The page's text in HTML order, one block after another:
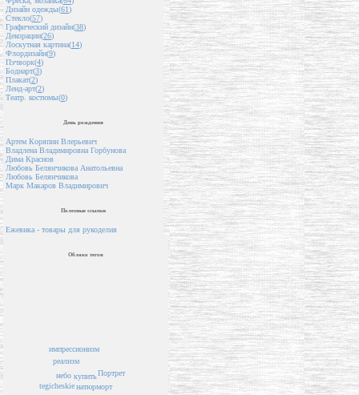
Дизайн одежды(61)
Стекло(57)
Графический дизайн(38)
Декорации(26)
Лоскутная картина(14)
Флордизайн(9)
Пэчворк(4)
Бодиарт(3)
Плакат(2)
Ленд-арт(2)
Театр. костюмы(0)
День рождения
Артем Коряпин Влерьевич
Владлена Владимировна Горбунова
Дима Краснов
Любовь Белянчикова Анатольевна
Любовь Белянчикова
Марк Макаров Владимирович
Полезные ссылки
Ежевика - товары для рукоделия
Облако тегов
натюрморт
купить
tegicheskie
реализм
небо
импрессионизм
Портрет